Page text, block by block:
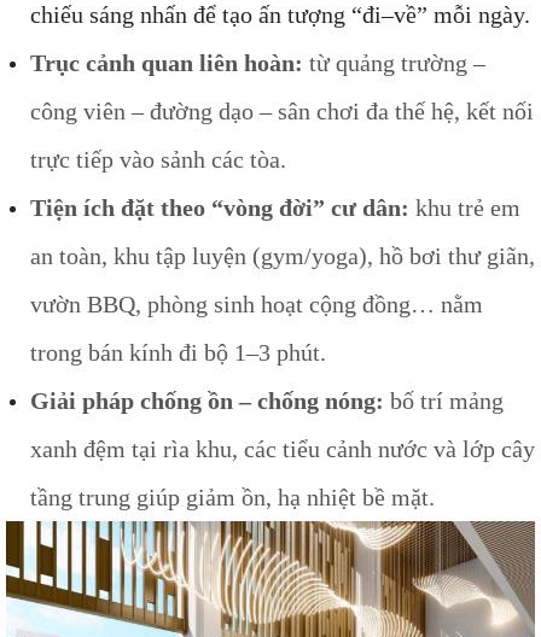
chiếu sáng nhấn để tạo ấn tượng “đi–về” mỗi ngày.
Trục cảnh quan liên hoàn: từ quảng trường –
công viên – đường dạo – sân chơi đa thế hệ, kết nối
trực tiếp vào sảnh các tòa.
Tiện ích đặt theo “vòng đời” cư dân: khu trẻ em
an toàn, khu tập luyện (gym/yoga), hồ bơi thư giãn,
vườn BBQ, phòng sinh hoạt cộng đồng… nằm
trong bán kính đi bộ 1–3 phút.
Giải pháp chống ồn – chống nóng: bố trí mảng
xanh đệm tại rìa khu, các tiểu cảnh nước và lớp cây
tầng trung giúp giảm ồn, hạ nhiệt bề mặt.